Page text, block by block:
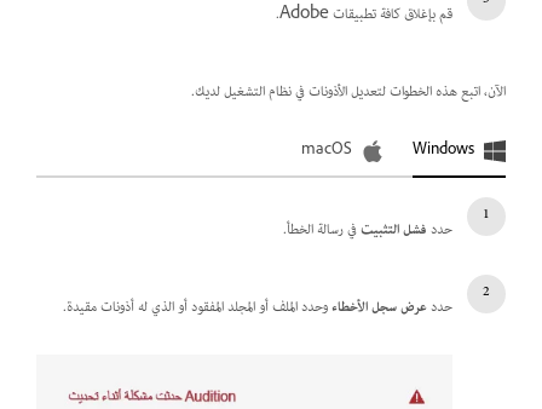
قم بإغلاق كافة تطبيقات Adobe.
الآن، اتبع هذه الخطوات لتعديل الأذونات في نظام التشغيل لديك.
Windows
macOS
حددفشل التثبيتفي رسالة الخطأ.
حددعرض سجل الأخطاءوحدد الملف أو المجلد المفقود أو الذي له أذونات مقيدة.